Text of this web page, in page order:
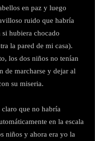
en paz y luego
ruido que habría
hubiera chocado
la pared de mi casa).
los dos niños no tenían
de marcharse y dejar al
su miseria.
que no habría
en la escala
niños y ahora era yo la